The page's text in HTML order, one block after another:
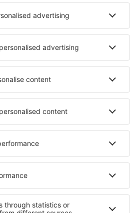
Diaz Ordaz (PVR)
Rejón (MID)
León (LAP)
(MAM)
y Costilla (GDL)
(MTT)
(LOV)